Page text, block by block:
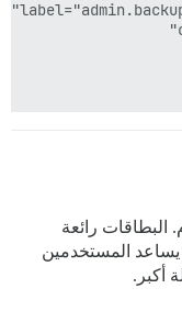
البطاقات رائعة
يساعد المستخدمين
أكبر.